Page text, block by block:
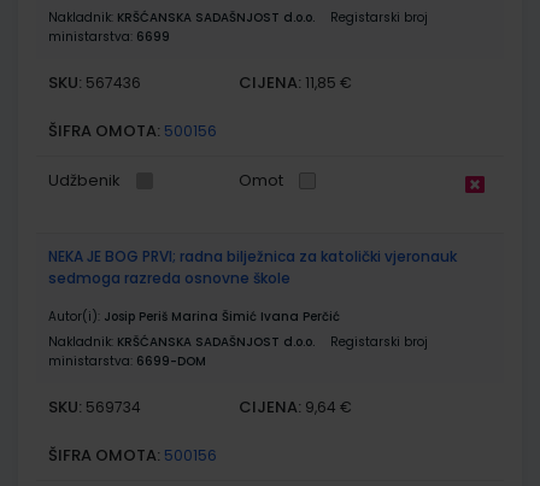
Nakladnik: KRŠĆANSKA SADAŠNJOST d.o.o.
Registarski broj
ministarstva: 6699
SKU: 567436 CIJENA: 11,85 €
ŠIFRA OMOTA: 500156
Udžbenik Omot
NEKA JE BOG PRVI; radna bilježnica za katolički vjeronauk
sedmoga razreda osnovne škole
Autor(i): Josip Periš Marina Šimić Ivana Perčić
Nakladnik: KRŠĆANSKA SADAŠNJOST d.o.o.
Registarski broj
ministarstva: 6699-DOM
SKU: 569734 CIJENA: 9,64 €
ŠIFRA OMOTA: 500156